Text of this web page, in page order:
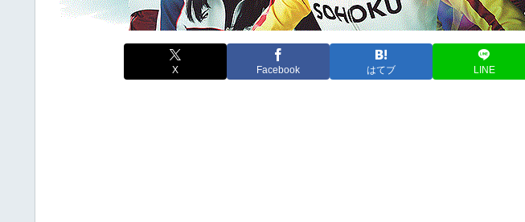
X Facebook はてブ LINE